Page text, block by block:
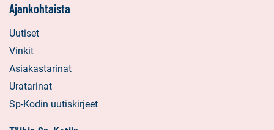
Ajankohtaista
Uutiset
Vinkit
Asiakastarinat
Uratarinat
Sp-Kodin uutiskirjeet